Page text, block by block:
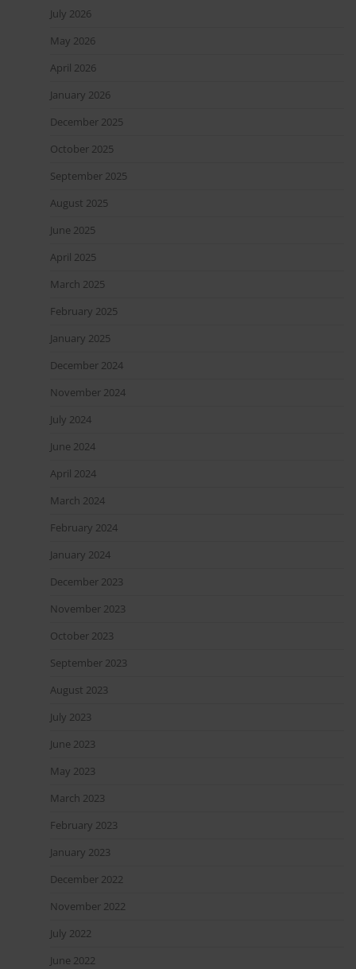
July 2026
May 2026
April 2026
January 2026
December 2025
October 2025
September 2025
August 2025
June 2025
April 2025
March 2025
February 2025
January 2025
December 2024
November 2024
July 2024
June 2024
April 2024
March 2024
February 2024
January 2024
December 2023
November 2023
October 2023
September 2023
August 2023
July 2023
June 2023
May 2023
March 2023
February 2023
January 2023
December 2022
November 2022
July 2022
June 2022